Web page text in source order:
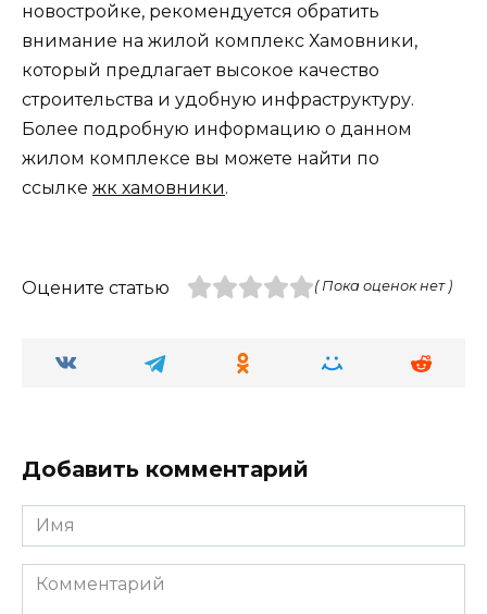
новостройке, рекомендуется обратить
внимание на жилой комплекс Хамовники,
который предлагает высокое качество
строительства и удобную инфраструктуру.
Более подробную информацию о данном
жилом комплексе вы можете найти по
ссылке жк хамовники.
Оцените статью ( Пока оценок нет )
Добавить комментарий
Имя
Комментарий